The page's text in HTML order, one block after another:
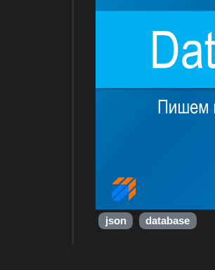
json database